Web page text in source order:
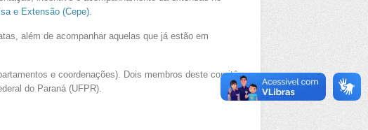
e Extensão (Cepe)
além de acompanhar aquelas que já estão em
e coordenações). Dois membros deste comitê
do Paraná (UFPR).